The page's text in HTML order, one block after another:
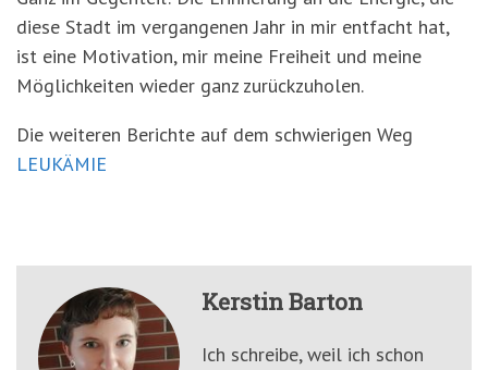
diese Stadt im vergangenen Jahr in mir entfacht hat,
ist eine Motivation, mir meine Freiheit und meine
Möglichkeiten wieder ganz zurückzuholen.
Die weiteren Berichte auf dem schwierigen Weg
LEUKÄMIE
Kerstin Barton
Ich schreibe, weil ich schon